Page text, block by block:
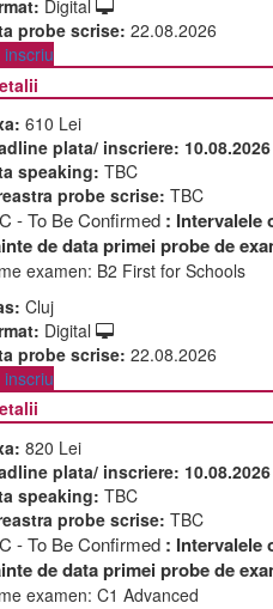
Digital
probe scrise: 22.08.2026
610 Lei
plata/ inscriere: 10.08.2026
speaking: TBC
probe scrise: TBC
- To Be Confirmed : Intervalele
de data primei probe de
examen: B2 First for Schools
Cluj
Digital
probe scrise: 22.08.2026
820 Lei
plata/ inscriere: 10.08.2026
speaking: TBC
probe scrise: TBC
- To Be Confirmed : Intervalele
de data primei probe de
examen: C1 Advanced